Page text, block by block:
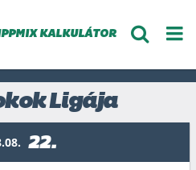
KALKULÁTOR
Ligája
22.